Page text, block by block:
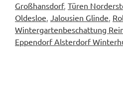
Großhansdorf, Türen
Oldesloe, Jalousien Glinde,
Wintergartenbeschattung
Eppendorf Alsterdorf